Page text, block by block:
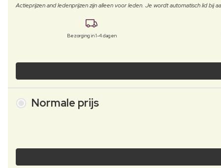
Actieprijzen and ledenprijzen zijn alleen voor leden. Je wordt automatisch lid bij
Bezorging in 1-4 dagen
Normale prijs